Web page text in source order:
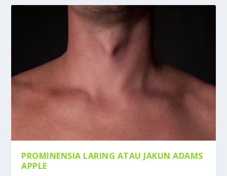
PROMINENSIA LARING ATAU JAKUN ADAMS
APPLE